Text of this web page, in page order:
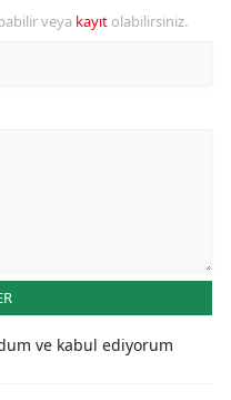
veya kayıt olabilirsiniz.
ve kabul ediyorum